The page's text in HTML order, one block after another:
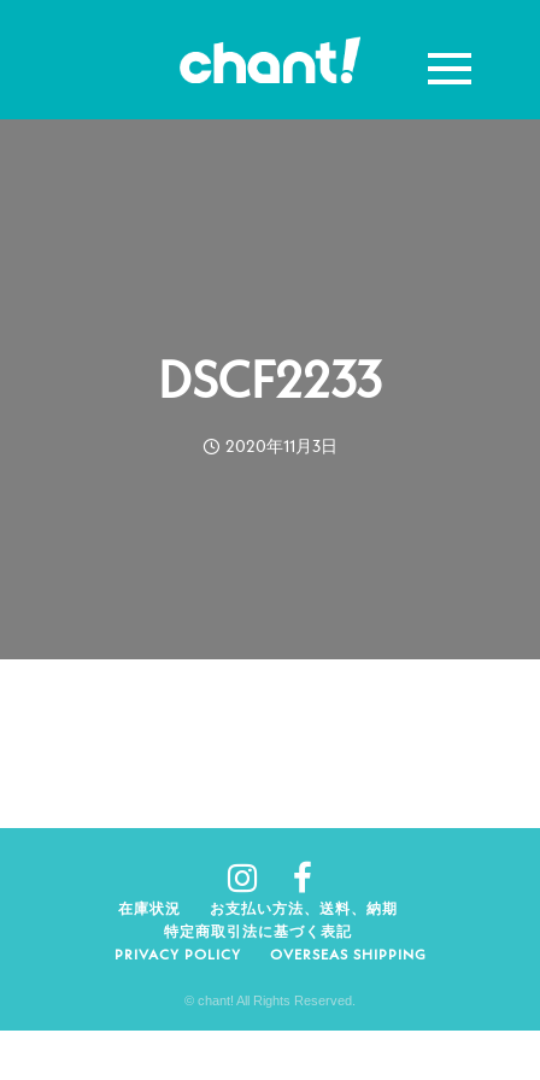
DSCF2233
2020年11月3日
在庫状況
お支払い方法、送料、納期
特定商取引法に基づく表記
PRIVACY POLICY
OVERSEAS SHIPPING
© chant! All Rights Reserved.